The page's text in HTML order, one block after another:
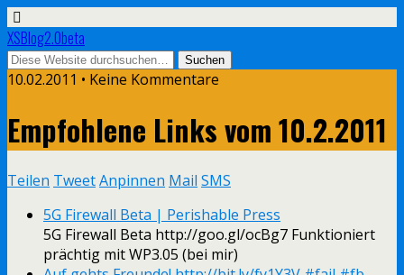
XSBlog2.0beta
10.02.2011 • Keine Kommentare
Empfohlene Links vom 10.2.2011
Teilen TweetAnpinnen Mail SMS
5G Firewall Beta | Perishable Press
5G Firewall Beta http://goo.gl/ocBg7 Funktioniert
prächtig mit WP3.05 (bei mir)